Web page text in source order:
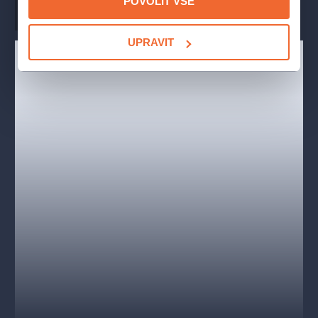
UPRAVIT
Inscenace je uváděna pod záštitou JE Jan Thompson OBE,
velvyslankyně Spojeného království Velké Británie a Severního
Irska v České republice.